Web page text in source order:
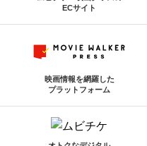
ECサイト
映画情報を網羅した
プラットフォーム